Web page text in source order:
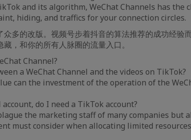
and its algorithm, WeChat Channels has the
hiding, and traffics for your connection circles.
多的改版。视频号步着抖音的算法推荐的成功经验
，和你的所有人脉圈的流量入口。
Channel?
a WeChat Channel and the videos on TikTok?
can the investment of the operation of the
do I need a TikTok account?
the marketing staff of many companies but
must consider when allocating limited